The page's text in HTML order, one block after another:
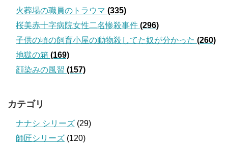
火葬場の職員のトラウマ (335)
桜美赤十字病院女性二名惨殺事件 (296)
子供の頃の飼育小屋の動物殺してた奴が分かった (260)
地獄の箱 (169)
顔染みの風習 (157)
カテゴリ
ナナシ シリーズ (29)
師匠シリーズ (120)